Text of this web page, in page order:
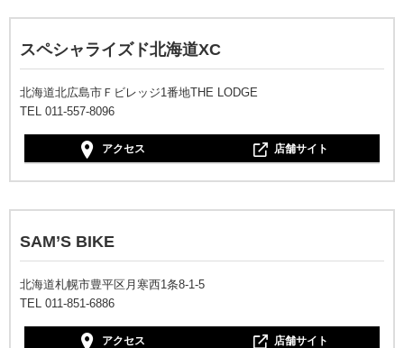
スペシャライズド北海道XC
北海道北広島市Ｆビレッジ1番地THE LODGE
TEL 011-557-8096
アクセス 店舗サイト
SAM’S BIKE
北海道札幌市豊平区月寒西1条8-1-5
TEL 011-851-6886
アクセス 店舗サイト